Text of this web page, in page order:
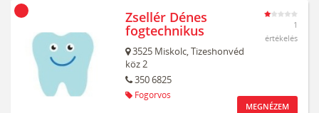
Zsellér Dénes
fogtechnikus
3525 Miskolc,Tizeshonvéd
köz 2
350 6825
Fogorvos
1
értékelés
MEGNÉZEM